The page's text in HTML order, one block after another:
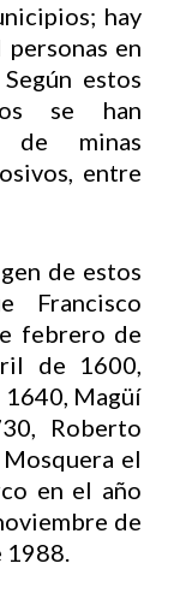
hay
en
estos
se han
de minas
entre
de estos
Francisco
febrero de
de 1600,
1640, Magüí
Roberto
el
en el año
de
1988.